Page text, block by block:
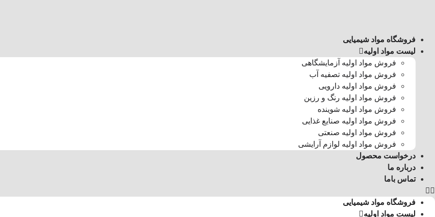
فروشگاه مواد شیمیایی
لیست مواد اولیه
فروش مواد اولیه آزمایشگاهی
فروش مواد اولیه تصفیه آب
فروش مواد اولیه دارویی
فروش مواد اولیه رنگ و رزین
فروش مواد اولیه شوینده
فروش مواد اولیه صنایع غذایی
فروش مواد اولیه صنعتی
فروش مواد اولیه لوازم آرایشی
درخواست محصول
درباره ما
تماس باما
فروشگاه مواد شیمیایی
لیست مواد اولیه